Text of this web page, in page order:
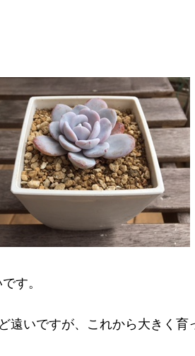
す。
遠いですが、これから大きく育